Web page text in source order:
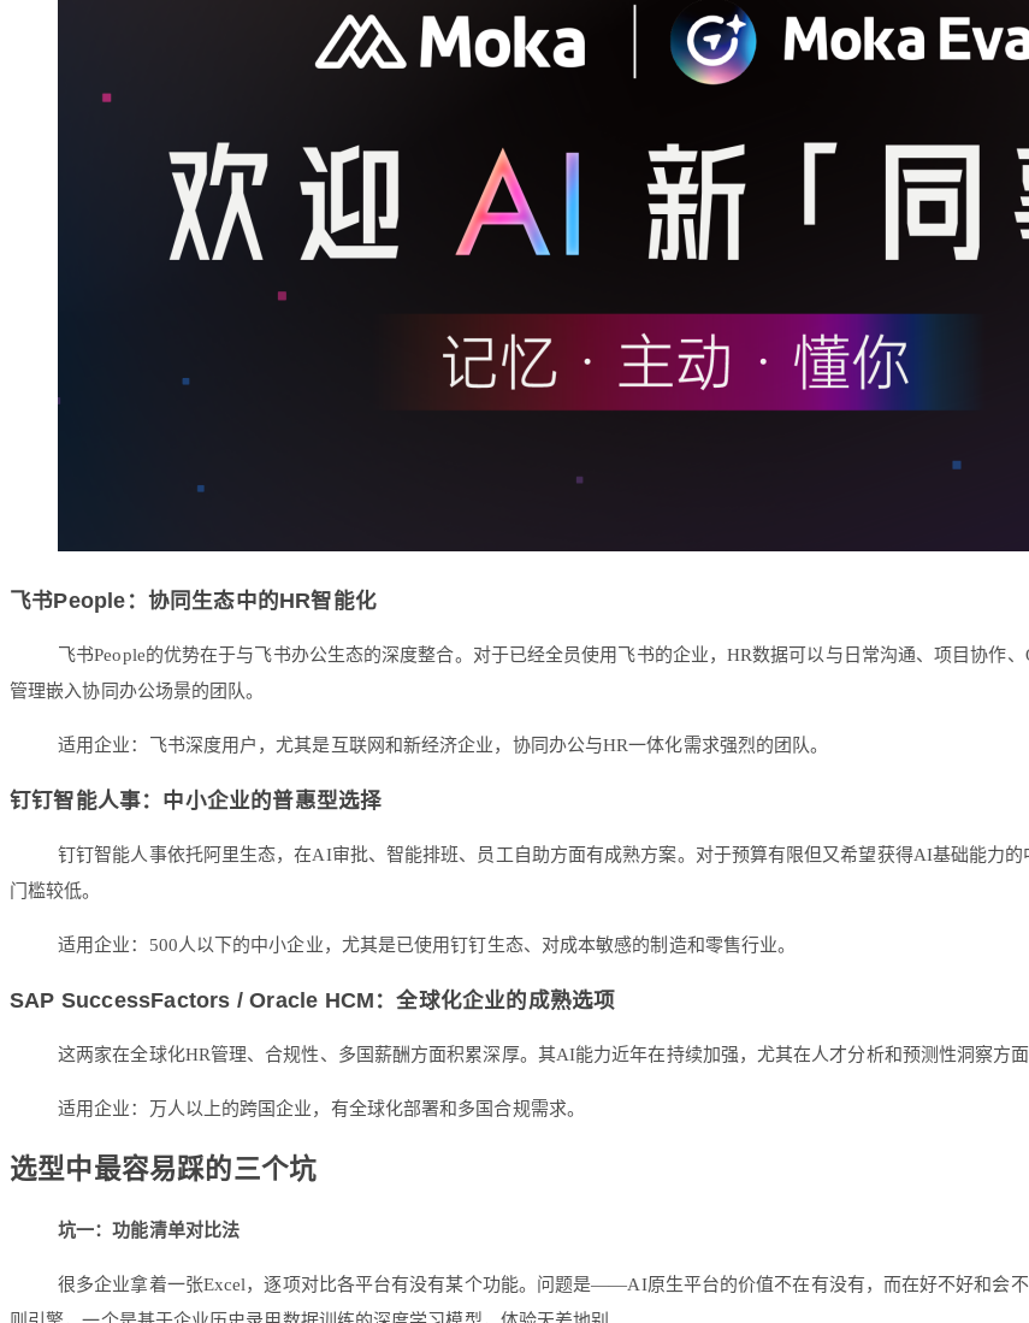
飞书People：协同生态中的HR智能化
飞书People的优势在于与飞书办公生态的深度整合。对于已经全员使用飞书的企业，HR数据可以与日常沟通、项目协作
管理嵌入协同办公场景的团队。
适用企业：飞书深度用户，尤其是互联网和新经济企业，协同办公与HR一体化需求强烈的团队。
钉钉智能人事：中小企业的普惠型选择
钉钉智能人事依托阿里生态，在AI审批、智能排班、员工自助方面有成熟方案。对于预算有限但又希望获得AI基础能力
门槛较低。
适用企业：500人以下的中小企业，尤其是已使用钉钉生态、对成本敏感的制造和零售行业。
SAP SuccessFactors / Oracle HCM：全球化企业的成熟选项
这两家在全球化HR管理、合规性、多国薪酬方面积累深厚。其AI能力近年在持续加强，尤其在人才分析和预测性洞察方
适用企业：万人以上的跨国企业，有全球化部署和多国合规需求。
选型中最容易踩的三个坑
坑一：功能清单对比法
很多企业拿着一张Excel，逐项对比各平台有没有某个功能。问题是——AI原生平台的价值不在有没有，而在好不好和会